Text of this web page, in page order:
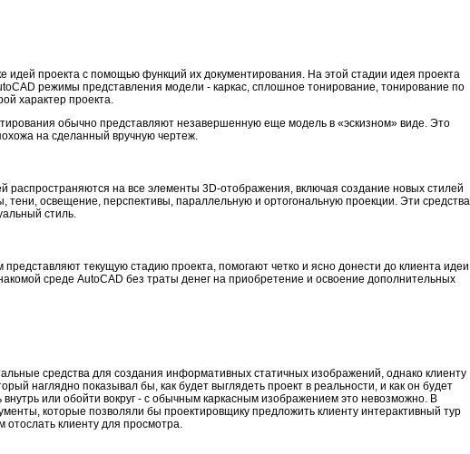
идей проекта с помощью функций их документирования. На этой стадии идея проекта
режимы представления модели - каркас, сплошное тонирование, тонирование по
характер проекта.
обычно представляют незавершенную еще модель в «эскизном» виде. Это
на сделанный вручную чертеж.
распространяются на все элементы 3D-отображения, включая создание новых стилей
освещение, перспективы, параллельную и ортогональную проекции. Эти средства
стиль.
текущую стадию проекта, помогают четко и ясно донести до клиента идеи
среде AutoCAD без траты денег на приобретение и освоение дополнительных
средства для создания информативных статичных изображений, однако клиенту
наглядно показывал бы, как будет выглядеть проект в реальности, и как он будет
внутрь или обойти вокруг - с обычным каркасным изображением это невозможно. В
которые позволяли бы проектировщику предложить клиенту интерактивный тур
отослать клиенту для просмотра.